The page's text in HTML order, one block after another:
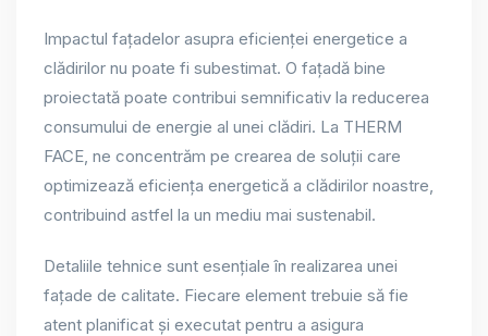
Impactul fațadelor asupra eficienței energetice a
clădirilor nu poate fi subestimat. O fațadă bine
proiectată poate contribui semnificativ la reducerea
consumului de energie al unei clădiri. La THERM
FACE, ne concentrăm pe crearea de soluții care
optimizează eficiența energetică a clădirilor noastre,
contribuind astfel la un mediu mai sustenabil.
Detaliile tehnice sunt esențiale în realizarea unei
fațade de calitate. Fiecare element trebuie să fie
atent planificat și executat pentru a asigura